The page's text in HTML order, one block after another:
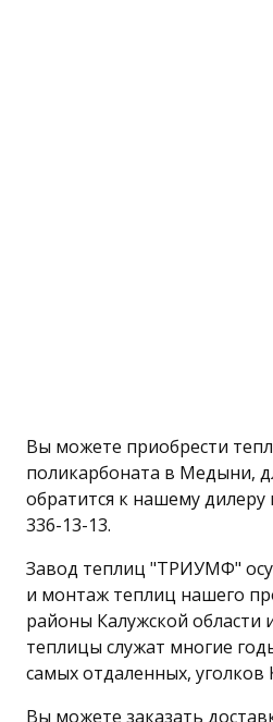
Вы можете приобрести
поликарбоната в Медыни,
обратится к нашему дилеру
336-13-13.
Завод теплиц "ТРИУМФ"
и монтаж теплиц нашего
районы Калужской области
теплицы служат многие
самых отдаленных, уголков
Вы можете заказать